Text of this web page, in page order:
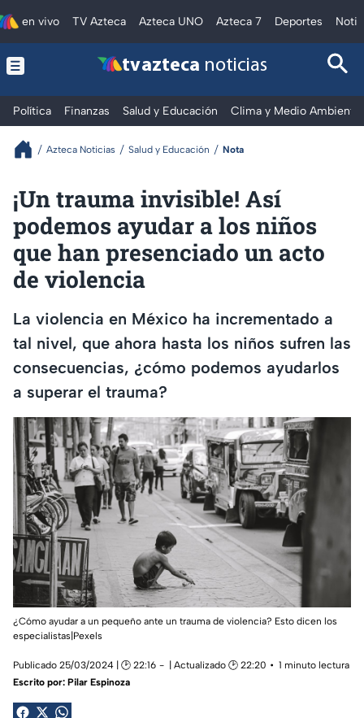
en vivo TV Azteca Azteca UNO Azteca 7 Deportes
tv azteca noticias
Política Finanzas Salud y Educación Clima y Medio Ambiente
Azteca Noticias Salud y Educación Nota
¡Un trauma invisible! Así
podemos ayudar a los niños
que han presenciado un acto
de violencia
La violencia en México ha incrementado a
tal nivel, que ahora hasta los niños sufren las
consecuencias, ¿cómo podemos ayudarlos
a superar el trauma?
¿Cómo ayudar a un pequeño ante un trauma de violencia? Esto dicen los
especialistas|Pexels
Publicado 25/03/2024 | 🕑 22:16 | Actualizado 🕑 22:20
1 minuto lectura
Escrito por: Pilar Espinoza